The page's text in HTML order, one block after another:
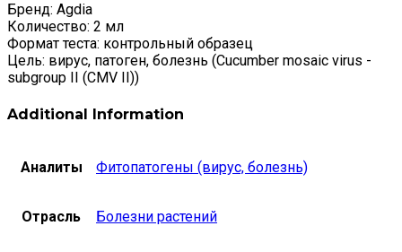
Бренд: Agdia
Количество: 2 мл
Формат теста: контрольный образец
Цель: вирус, патоген, болезнь (Cucumber mosaic virus -
subgroup II (CMV II))
Additional Information
Аналиты Фитопатогены (вирус, болезнь)
Отрасль Болезни растений